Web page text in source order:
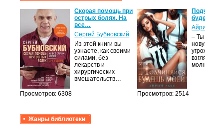
Просмотров: 6308
Скорая помощь при
острых болях. На
все…
Сергей Бубновский
Из этой книги вы
узнаете, как своими
силами, без
лекарств и
хирургических
вмешательств…
Просмотров: 2514
–
Жанры библиотеки